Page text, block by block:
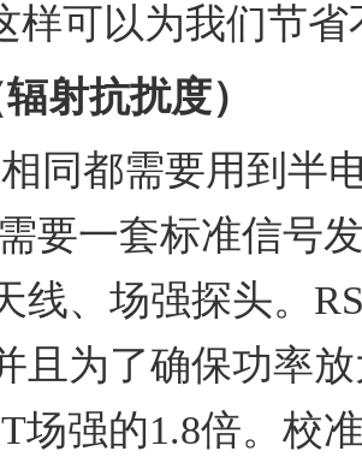
样可以为我们节
辐射抗扰度）
相同都需要用到半
需要一套标准信号
线、场强探头。
且为了确保功率
场强的1.8倍。校